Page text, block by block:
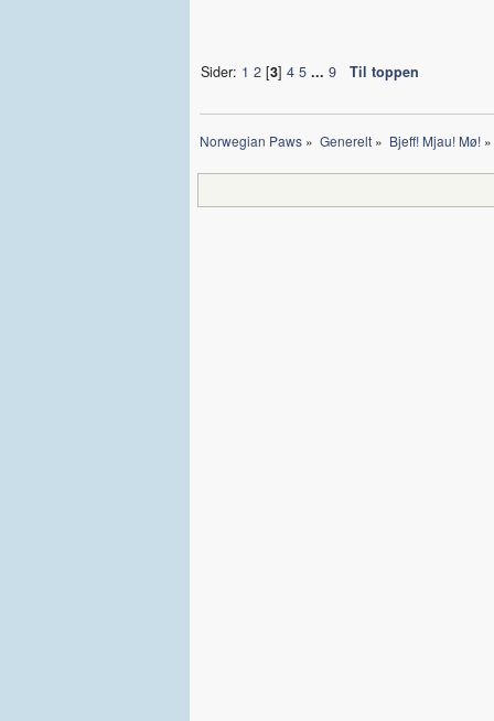
Sider: 1 2[3] 4 5 ... 9 Til toppen
Norwegian Paws » Generelt» Bjeff! Mjau! Mø!»